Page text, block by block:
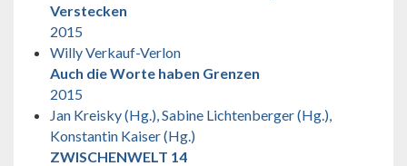
Verstecken
2015
Willy Verkauf-Verlon
Auch die Worte haben Grenzen
2015
Jan Kreisky (Hg.), Sabine Lichtenberger (Hg.),
Konstantin Kaiser (Hg.)
ZWISCHENWELT 14